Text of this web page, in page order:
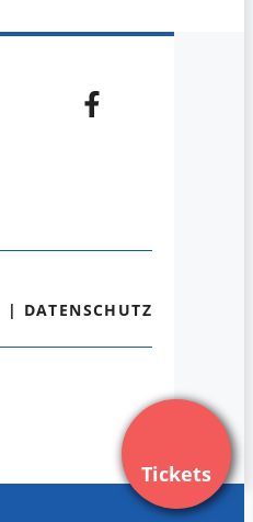
Tickets
| DATENSCHUTZ